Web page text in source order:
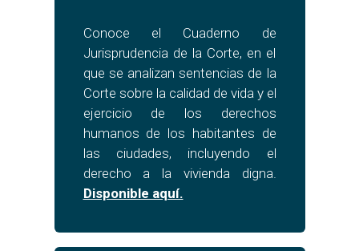
Conoce el Cuaderno de
Jurisprudencia de la Corte, en el
que se analizan sentencias de la
Corte sobre la calidad de vida y el
ejercicio de los derechos
humanos de los habitantes de
las ciudades, incluyendo el
derecho a la vivienda digna.
Disponible aquí.